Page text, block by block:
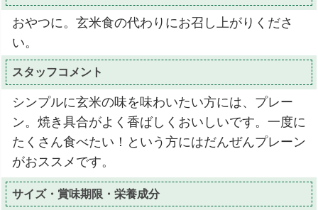
おやつに。玄米食の代わりにお召し上がりくださ
い。
スタッフコメント
シンプルに玄米の味を味わいたい方には、プレー
ン。焼き具合がよく香ばしくおいしいです。一度に
たくさん食べたい！という方にはだんぜんプレーン
がおススメです。
サイズ・賞味期限・栄養成分